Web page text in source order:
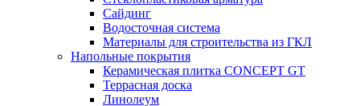
Сайдинг
Водосточная система
Материалы для строительства из ГКЛ
Напольные покрытия
Керамическая плитка CONCEPT GT
Террасная доска
Линолеум